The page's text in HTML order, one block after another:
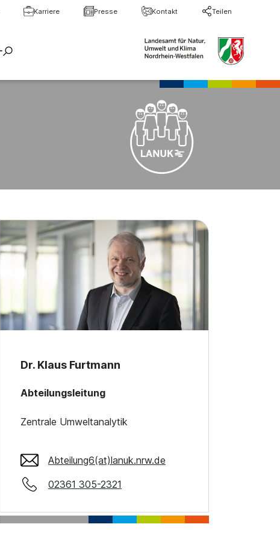
Karriere Presse Kontakt Teilen
Suche schließen
Dr. Klaus Furtmann
Abteilungsleitung
Zentrale Umweltanalytik
Abteilung6(at)lanuk.nrw.de
02361 305-2321